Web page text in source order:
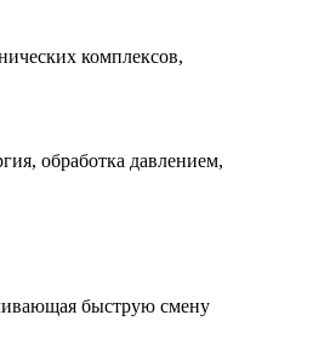
комплексов,
обработка давлением,
быструю смену